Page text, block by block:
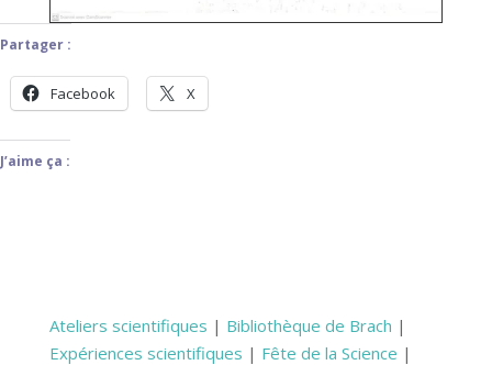
Partager :
Facebook X
J’aime ça :
Ateliers scientifiques | Bibliothèque de Brach |
Expériences scientifiques | Fête de la Science |